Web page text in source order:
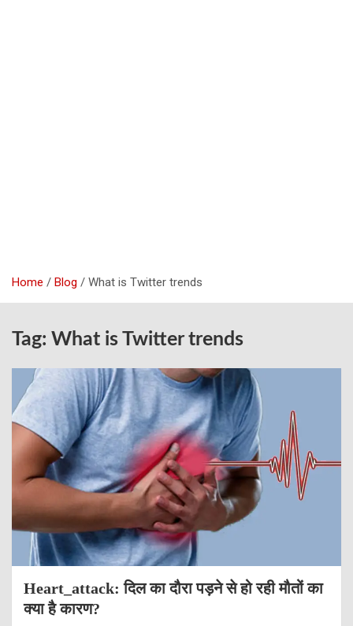
Home Blog What is Twitter trends
Tag: What is Twitter trends
Heart_attack: दिल का दौरा पड़ने से हो रही मौतों का
क्या है कारण?